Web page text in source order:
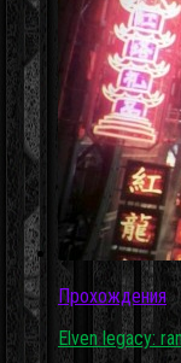
Прохождения
Elven legacy: